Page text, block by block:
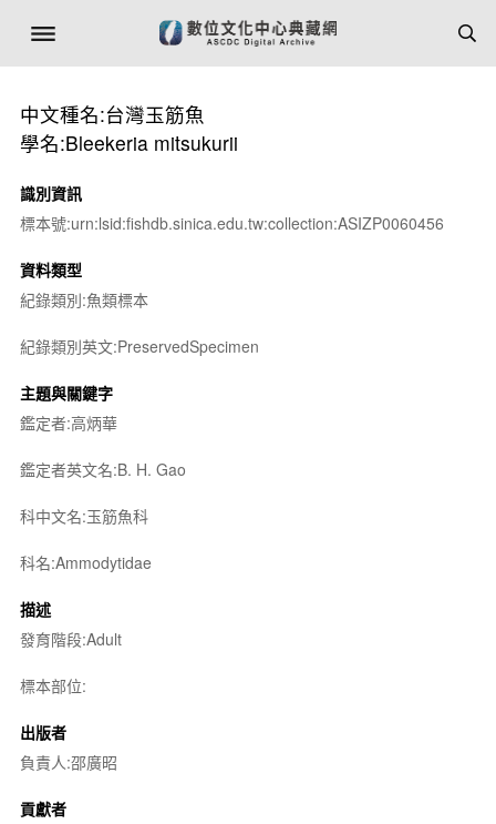
中文種名:台灣玉筋魚
學名:Bleekeria mitsukurii
識別資訊
標本號:urn:lsid:fishdb.sinica.edu.tw:collection:ASIZP0060456
資料類型
紀錄類別:魚類標本
紀錄類別英文:PreservedSpecimen
主題與關鍵字
鑑定者:高炳華
鑑定者英文名:B. H. Gao
科中文名:玉筋魚科
科名:Ammodytidae
描述
發育階段:Adult
標本部位:
出版者
負責人:邵廣昭
貢獻者